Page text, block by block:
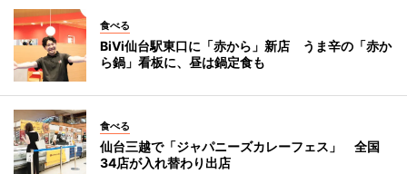
食べる
BiVi仙台駅東口に「赤から」新店 うま辛の「赤か
ら鍋」看板に、昼は鍋定食も
食べる
仙台三越で「ジャパニーズカレーフェス」 全国
34店が入れ替わり出店